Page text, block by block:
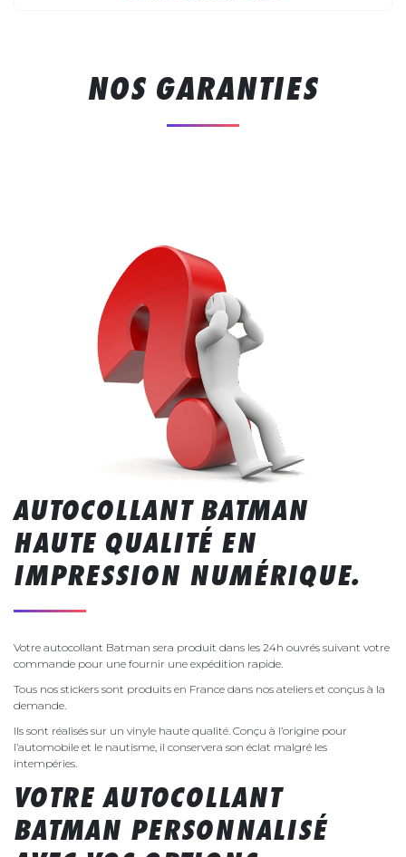
NOS GARANTIES
AUTOCOLLANT BATMAN
HAUTE QUALITÉ EN
IMPRESSION NUMÉRIQUE.
Votre autocollant Batman sera produit dans les 24h ouvrés suivant votre
commande pour une fournir une expédition rapide.
Tous nos stickers sont produits en France dans nos ateliers et conçus à la
demande.
Ils sont réalisés sur un vinyle haute qualité. Conçu à l’origine pour
l’automobile et le nautisme, il conservera son éclat malgré les
intempéries.
VOTRE AUTOCOLLANT
BATMAN PERSONNALISÉ